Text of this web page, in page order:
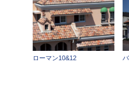
ローマン10&12